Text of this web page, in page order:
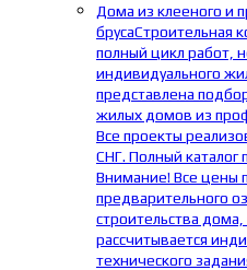
Дома из клееного и
брусаСтроительная
полный цикл работ,
индивидуального
представлена
жилых домов из
Все проекты
СНГ. Полный каталог
Внимание! Все цены
предварительного
строительства
рассчитывается
технического